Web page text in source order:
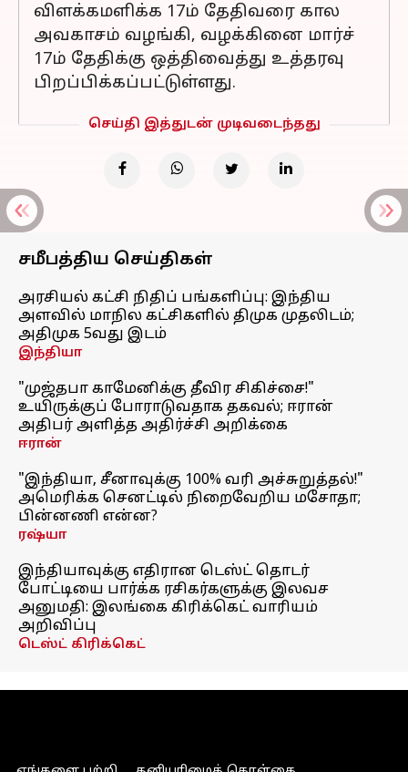
விளக்கமளிக்க 17ம் தேதிவரை கால
அவகாசம் வழங்கி, வழக்கினை மார்ச்
17ம் தேதிக்கு ஒத்திவைத்து உத்தரவு
பிறப்பிக்கப்பட்டுள்ளது.
செய்தி இத்துடன் முடிவடைந்தது
சமீபத்திய செய்திகள்
அரசியல் கட்சி நிதிப் பங்களிப்பு: இந்திய
அளவில் மாநில கட்சிகளில் திமுக முதலிடம்;
அதிமுக 5வது இடம்
இந்தியா
"முஜ்தபா காமேனிக்கு தீவிர சிகிச்சை!"
உயிருக்குப் போராடுவதாக தகவல்; ஈரான்
அதிபர் அளித்த அதிர்ச்சி அறிக்கை
ஈரான்
"இந்தியா, சீனாவுக்கு 100% வரி அச்சுறுத்தல்!"
அமெரிக்க செனட்டில் நிறைவேறிய மசோதா;
பின்னணி என்ன?
ரஷ்யா
இந்தியாவுக்கு எதிரான டெஸ்ட் தொடர்
போட்டியை பார்க்க ரசிகர்களுக்கு இலவச
அனுமதி: இலங்கை கிரிக்கெட் வாரியம்
அறிவிப்பு
டெஸ்ட் கிரிக்கெட்